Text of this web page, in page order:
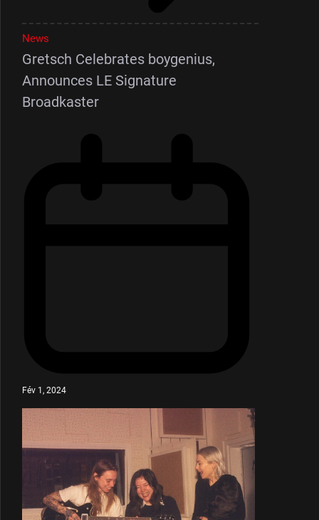
News
Gretsch Celebrates boygenius,
Announces LE Signature
Broadkaster
Fév 1, 2024